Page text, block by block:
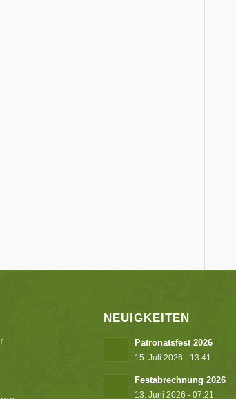
NEUIGKEITEN
Patronatsfest 2026
15. Juli 2026 - 13:41
Festabrechnung 2026
13. Juni 2026 - 07:21